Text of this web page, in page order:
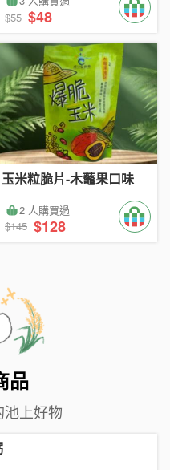
$55 $48
玉米粒脆片-木虌果口味
2 人購買過
$145 $128
品
上好物